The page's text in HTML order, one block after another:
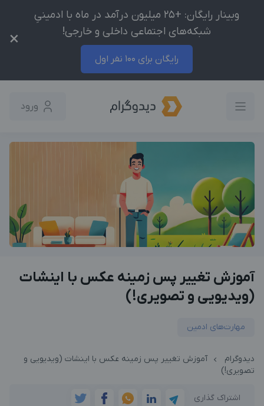
وبینار رایگان: +25 میلیون درآمد در ماه با ادمینیِ
شبکه‌های اجتماعی داخلی و خارجی!
رایگان برای 100 نفر اول
×
ورود
آموزش تغییر پس زمینه عکس با اینشات
(ویدیویی و تصویری!)
مهارت‌های ادمین
دیدوگرام
آموزش تغییر پس زمینه عکس با اینشات (ویدیویی و
تصویری!)
اشتراک گذاری